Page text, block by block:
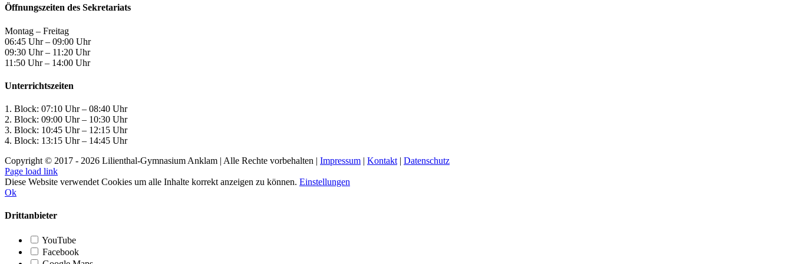
Öffnungszeiten des Sekretariats
Montag – Freitag
06:45 Uhr – 09:00 Uhr
09:30 Uhr – 11:20 Uhr
11:50 Uhr – 14:00 Uhr
Unterrichtszeiten
1. Block: 07:10 Uhr – 08:40 Uhr
2. Block: 09:00 Uhr – 10:30 Uhr
3. Block: 10:45 Uhr – 12:15 Uhr
4. Block: 13:15 Uhr – 14:45 Uhr
Copyright © 2017 - 2026 Lilienthal-Gymnasium Anklam | Alle Rechte vorbehalten | Impressum | Kontakt | Datenschutz
Page load link
Diese Website verwendet Cookies um alle Inhalte korrekt anzeigen zu können. Einstellungen
Ok
Drittanbieter
YouTube
Facebook